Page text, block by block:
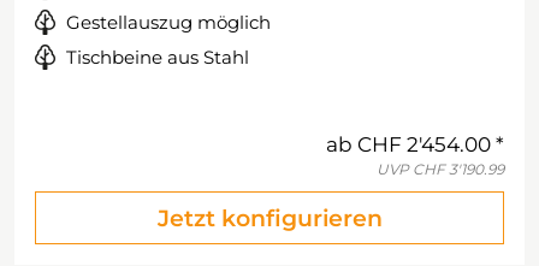
Gestellauszug möglich
Tischbeine aus Stahl
ab CHF 2'454.00
UVP CHF 3'190.99
Jetzt konfigurieren